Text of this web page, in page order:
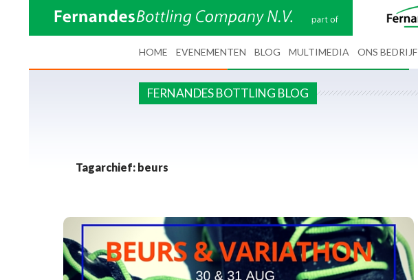
HOME EVENEMENTEN BLOG MULTIMEDIA ONS BEDRIJF
FERNANDES BOTTLING BLOG
Tagarchief: beurs